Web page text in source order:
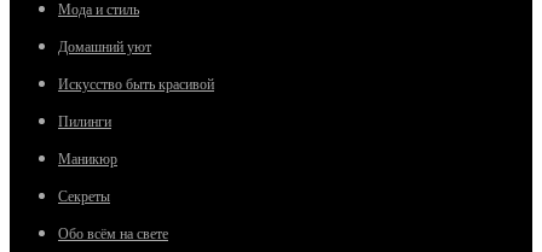
Мода и стиль
Домашний уют
Искусство быть красивой
Пилинги
Маникюр
Секреты
Обо всём на свете